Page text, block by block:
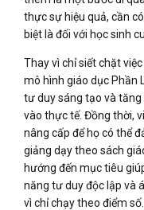
thực sự hiệu quả, cần
biệt là đối với học sinh
Thay vì chỉ siết chặt
mô hình giáo dục Phần
tư duy sáng tạo và
vào thực tế. Đồng thời,
nâng cấp để họ có thể
giảng dạy theo sách
hướng đến mục tiêu
năng tư duy độc lập và
vì chỉ chạy theo điểm số.